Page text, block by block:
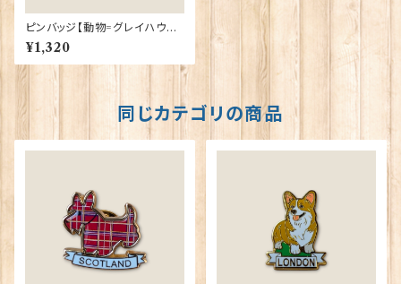
ピンバッジ【動物=グレイハウン
ド】 Cadogan 90040-XJKB1
7-05
¥1,320
同じカテゴリの商品